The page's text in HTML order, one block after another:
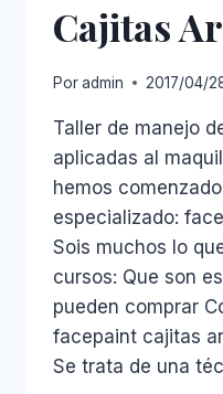
Cajitas
Poradmin 2017/04/
Taller de manejo
aplicadas al
hemos
especializado:
Sois muchos lo
cursos: Que son
pueden comprar
facepaint cajitas
Se trata de una